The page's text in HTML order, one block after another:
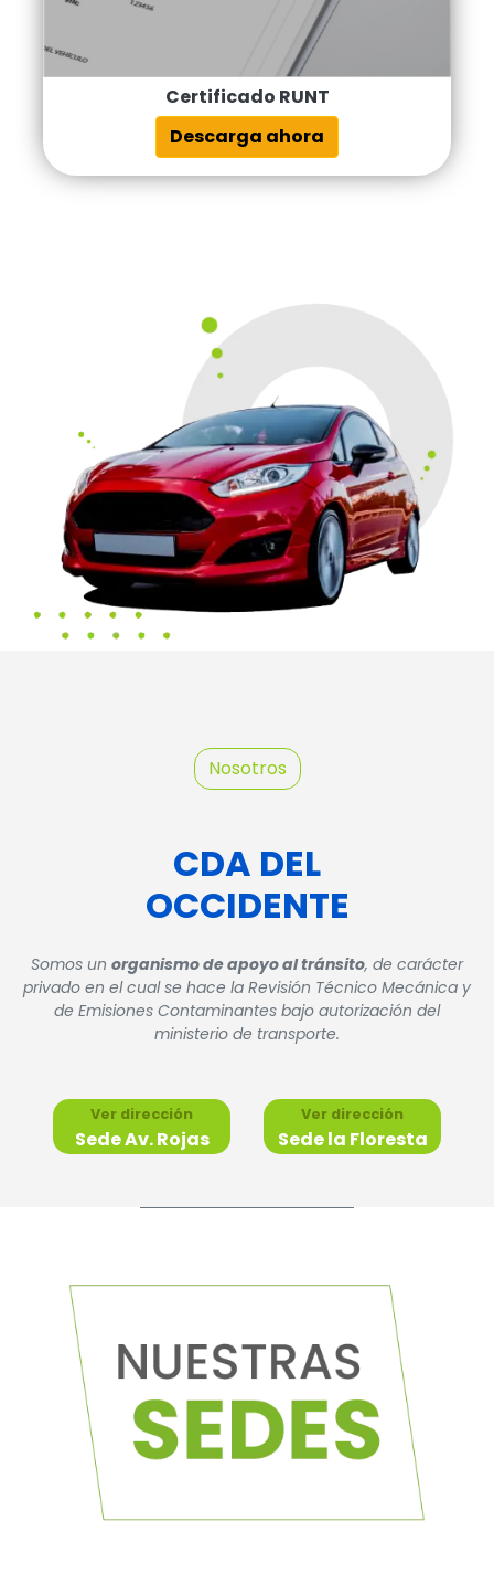
Certificado RUNT
Descarga ahora
Nosotros
CDA DEL
OCCIDENTE
Somos un organismo de apoyo al tránsito, de carácter
privado en el cual se hace la Revisión Técnico Mecánica y
de Emisiones Contaminantes bajo autorización del
ministerio de transporte.
Ver dirección
Sede Av. Rojas
Ver dirección
Sede la Floresta